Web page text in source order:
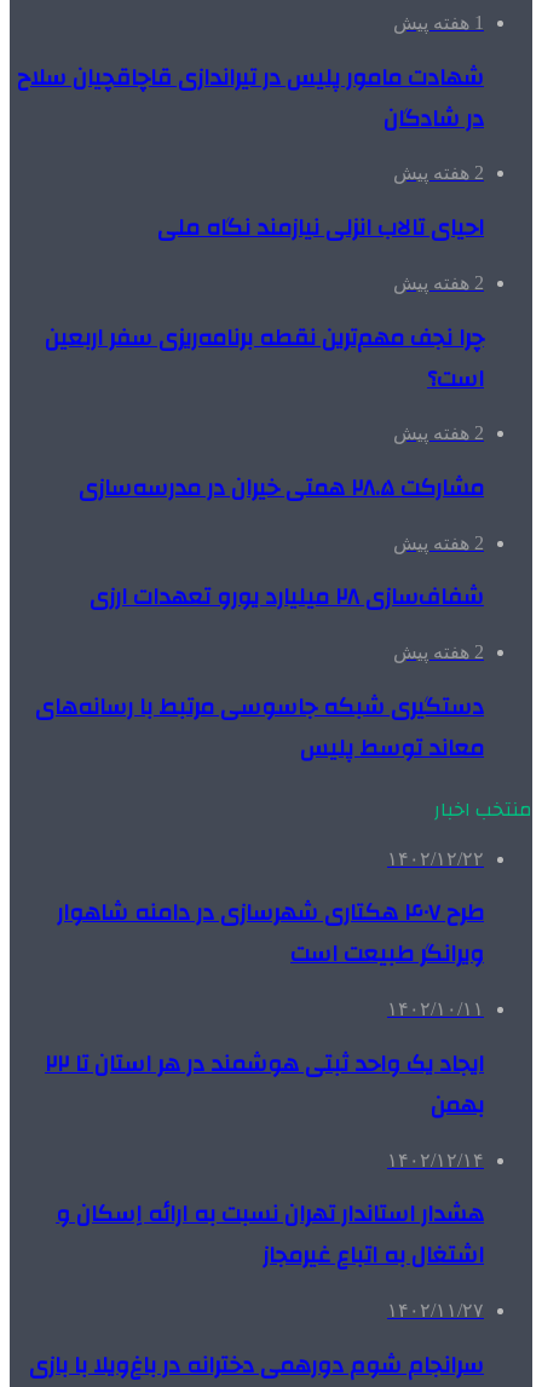
1 هفته پیش
شهادت مامور پلیس در تیراندازی قاچاقچیان سلاح
در شادگان
2 هفته پیش
احیای تالاب انزلی نیازمند نگاه ملی
2 هفته پیش
چرا نجف مهم‌ترین نقطه برنامه‌ریزی سفر اربعین
است؟
2 هفته پیش
مشارکت ۲۸.۵ همتی خیران در مدرسه‌سازی
2 هفته پیش
شفاف‌سازی ۲۸ میلیارد یورو تعهدات ارزی
2 هفته پیش
دستگیری شبکه جاسوسی مرتبط با رسانه‌های
معاند توسط پلیس
منتخب اخبار
۱۴۰۲/۱۲/۲۲
طرح ۴۰۷ هکتاری شهرسازی در دامنه شاهوار
ویرانگر طبیعت است
۱۴۰۲/۱۰/۱۱
ایجاد یک واحد ثبتی هوشمند در هر استان تا ۲۲
بهمن
۱۴۰۲/۱۲/۱۴
هشدار استاندار تهران نسبت به ارائه اِسکان و
اشتغال به اتباع غیرمجاز
۱۴۰۲/۱۱/۲۷
سرانجام شوم دورهمی دخترانه در باغ‌ویلا با بازی